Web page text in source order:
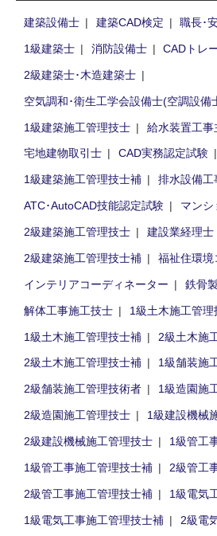
建築設備士 建築CAD検定
職長･
1級建築士
消防設備士
CADトレ
2級建築士･木造建築士
空気調和･衛生工学会設備士(空調設備
1級建築施工管理技士
給水装置工
宅地建物取引士
CAD実務認定試験
1級建築施工管理技士補
排水設備
ATC･AutoCAD技能認定試験
マン
2級建築施工管理技士
建設業経理士
2級建築施工管理技士補
福祉住環
インテリアコーディネーター
鉄骨
解体工事施工技士
1級土木施工管理
1級土木施工管理技士補
2級土木施
2級土木施工管理技士補
1級舗装施
2級舗装施工管理技術者
1級造園施
2級造園施工管理技士
1級建設機械
2級建設機械施工管理技士
1級管工
1級管工事施工管理技士補
2級管工
2級管工事施工管理技士補
1級電気
1級電気工事施工管理技士補
2級電